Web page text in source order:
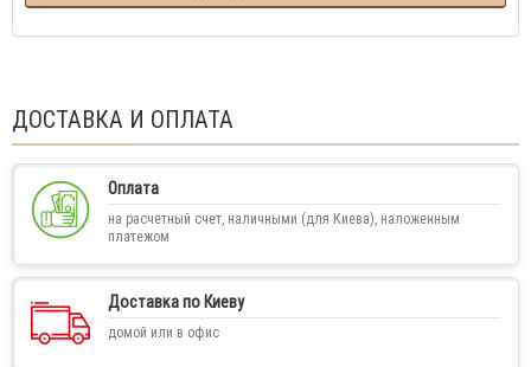
ДОСТАВКА И ОПЛАТА
Оплата
на расчетный счет, наличными (для Киева), наложенным
платежом
Доставка по Киеву
домой или в офис